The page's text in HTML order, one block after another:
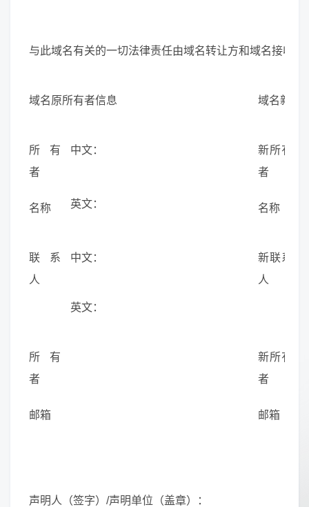
与此域名有关的一切法律责任由域名转让方和域名接收方
域名原所有者信息 域名新所
所有
者
名称
中文：
新所有
者
名称
英文：
联系
人
中文：
新联系
人
英文：
所有
者
邮箱
新所有
者
邮箱
声明人（签字）/声明单位（盖章）：